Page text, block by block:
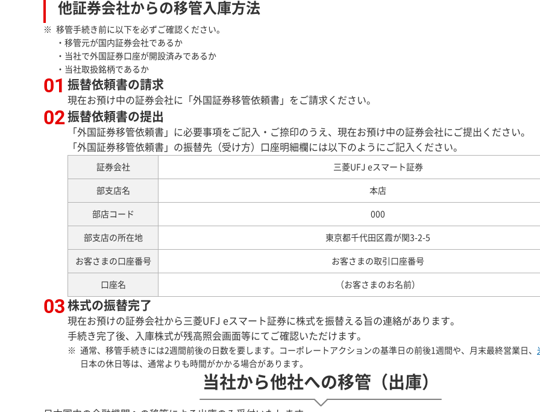
他証券会社からの移管入庫方法
移管手続き前に以下を必ずご確認ください。
・移管元が国内証券会社であるか
・当社で外国証券口座が開設済みであるか
・当社取扱銘柄であるか
振替依頼書の請求
現在お預け中の証券会社に「外国証券移管依頼書」をご請求ください。
振替依頼書の提出
「外国証券移管依頼書」に必要事項をご記入・ご捺印のうえ、現在お預け中の証券会社にご提出ください。
「外国証券移管依頼書」の振替先（受け方）口座明細欄には以下のようにご記入ください。
証券会社 三菱UFJ eスマート証券
部支店名 本店
部店コード 000
部支店の所在地 東京都千代田区霞が関3-2-5
お客さまの口座番号 お客さまの取引口座番号
口座名 （お客さまのお名前）
株式の振替完了
現在お預けの証券会社から三菱UFJ eスマート証券に株式を振替える旨の連絡があります。
手続き完了後、入庫株式が残高照会画面等にてご確認いただけます。
通常、移管手続きには2週間前後の日数を要します。コーポレートアクションの基準日の前後1週間や、月末最終営業日、
日本の休日等は、通常よりも時間がかかる場合があります。
当社から他社への移管（出庫）